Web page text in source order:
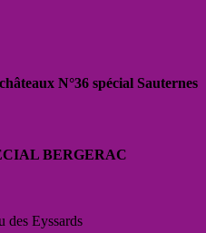
N°36 spécial Sauternes
BERGERAC
des Eyssards